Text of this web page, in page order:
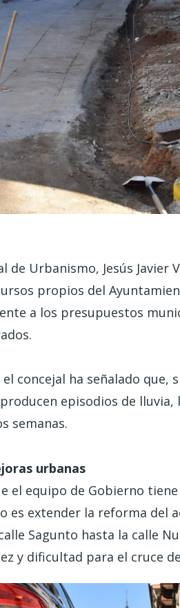
de Urbanismo, Jesús
propios del
a los presupuestos
concejal ha señalado que,
episodios de
semanas.
urbanas
el equipo de Gobierno
es extender la reforma del
Sagunto hasta la calle
y dificultad para el cruce